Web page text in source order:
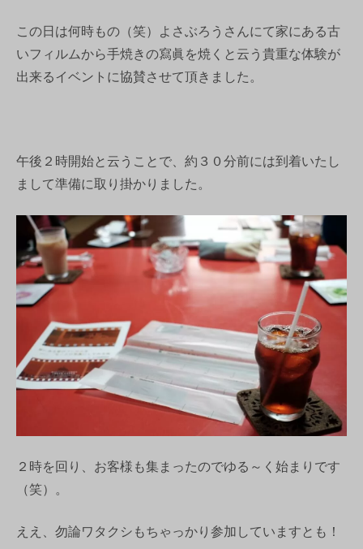
この日は何時もの（笑）よさぶろうさんにて家にある古
いフィルムから手焼きの寫眞を焼くと云う貴重な体験が
出来るイベントに協賛させて頂きました。
午後２時開始と云うことで、約３０分前には到着いたし
まして準備に取り掛かりました。
２時を回り、お客様も集まったのでゆる～く始まりです
（笑）。
ええ、勿論ワタクシもちゃっかり参加していますとも！